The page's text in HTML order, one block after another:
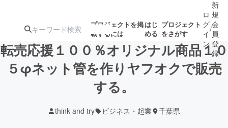
プロジェクトを掲
載するには
はじ
める
プロジェクト
をさがす
注目の新着プロ
ジェクト
ロ
グ
イ
ン
/
新
規
会
員
登
録
転売応援１００％オリジナル商品１０
５φネット管を作りヤフオクで販売
する。
think and try ビジネス・起業 千葉県